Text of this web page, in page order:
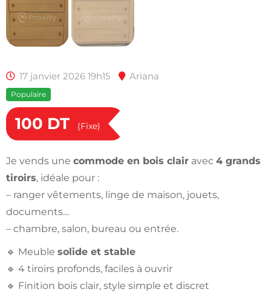
17 janvier 2026 19h15 Ariana
Populaire
100 DT (Fixe)
Je vends une commode en bois clair avec 4 grands
tiroirs, idéale pour :
– ranger vêtements, linge de maison, jouets,
documents…
– chambre, salon, bureau ou entrée.
🔹 Meuble solide et stable
🔹 4 tiroirs profonds, faciles à ouvrir
🔹 Finition bois clair, style simple et discret